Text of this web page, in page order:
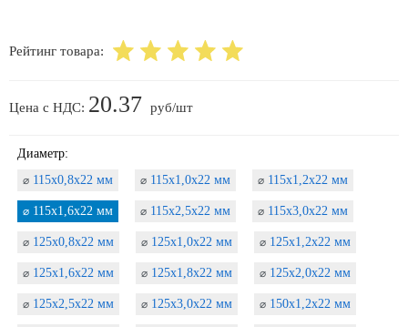
Рейтинг товара:
Цена с НДС: 20.37 руб/шт
Диаметр:
⌀ 115х0,8х22 мм ⌀ 115х1,0х22 мм ⌀ 115х1,2х22 мм
⌀ 115х1,6х22 мм ⌀ 115х2,5х22 мм ⌀ 115х3,0х22 мм
⌀ 125х0,8х22 мм ⌀ 125х1,0х22 мм ⌀ 125х1,2х22 мм
⌀ 125х1,6х22 мм ⌀ 125х1,8х22 мм ⌀ 125х2,0х22 мм
⌀ 125х2,5х22 мм ⌀ 125х3,0х22 мм ⌀ 150х1,2х22 мм